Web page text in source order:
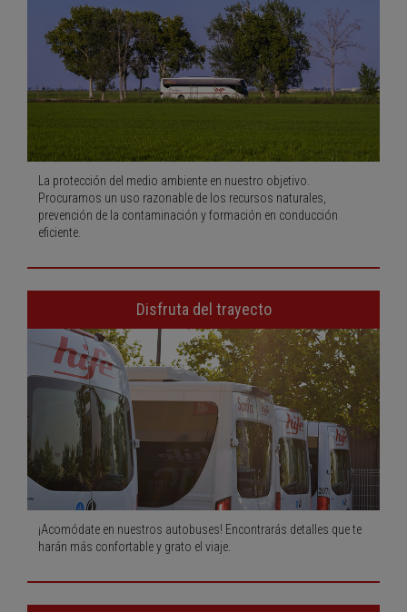
La protección del medio ambiente en nuestro objetivo.
Procuramos un uso razonable de los recursos naturales,
prevención de la contaminación y formación en conducción
eficiente.
Disfruta del trayecto
¡Acomódate en nuestros autobuses! Encontrarás detalles que te
harán más confortable y grato el viaje.